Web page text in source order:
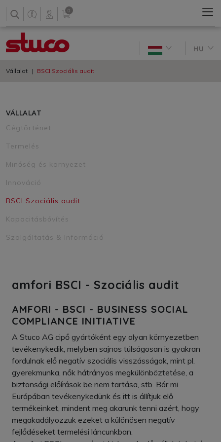
0
HU
Vállalat BSCI Szociális audit
amfori BSCI - Szociális audit
AMFORI - BSCI - BUSINESS SOCIAL
COMPLIANCE INITIATIVE
A Stuco AG cipő gyártóként egy olyan környezetben
tevékenykedik, melyben sajnos túlságosan is gyakran
fordulnak elő negatív szociális visszásságok, mint pl.
gyerekmunka, nők hátrányos megkülönböztetése, a
biztonsági előírások be nem tartása, stb. Bár mi
Európában tevékenykedünk és itt is állítjuk elő
termékeinket, mindent meg akarunk tenni azért, hogy
megakadályozzuk ezeket a különösen negatív
fejlődéseket termelési láncunkban.
VÁLLALAT
Cégtörténet
Termelés
Minőség és környezet
Innováció
BSCI Szociális audit
Kapacitásbővítés
Szolgáltatás & Információ